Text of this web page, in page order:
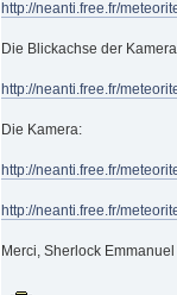
http://neanti.free.fr/
Die Blickachse der Kamera
http://neanti.free.fr/
Die Kamera:
http://neanti.free.fr/
http://neanti.free.fr/
Merci, Sherlock Emmanuel